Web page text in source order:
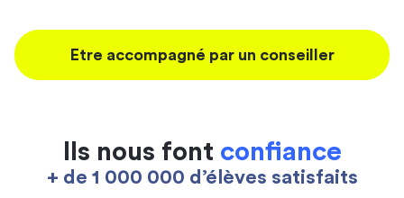
Etre accompagné par un conseiller
Ils nous font confiance
+ de 1 000 000 d’élèves satisfaits